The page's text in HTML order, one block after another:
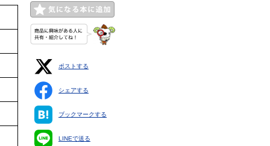
ポストする
シェアする
ブックマークする
LINEで送る